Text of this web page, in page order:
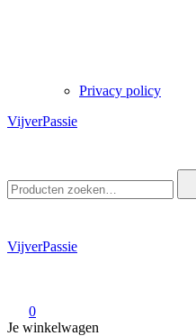
Privacy policy
VijverPassie
naar:
VijverPassie
0
Je winkelwagen